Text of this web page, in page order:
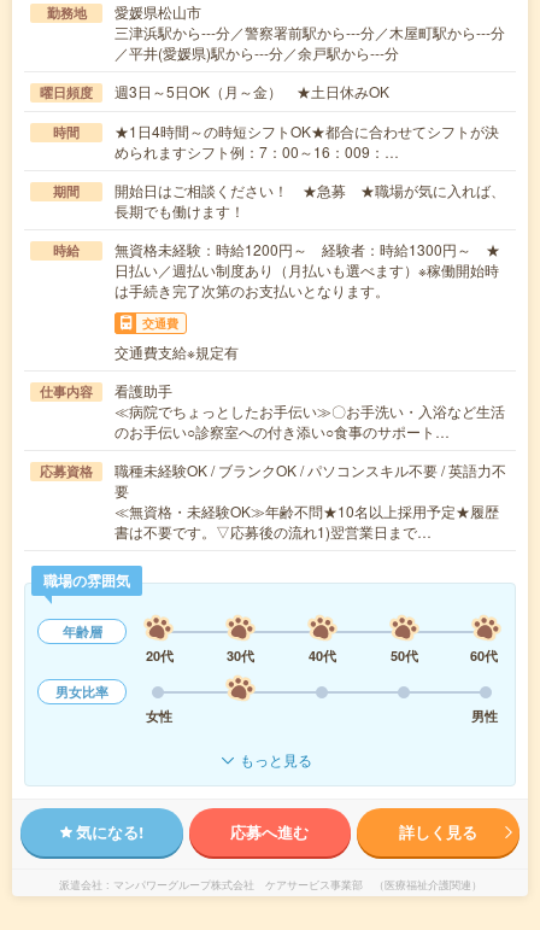
勤務地
愛媛県松山市
三津浜駅から---分／警察署前駅から---分／木屋町駅から---分
／平井(愛媛県)駅から---分／余戸駅から---分
曜日頻度 週3日～5日OK（月～金） ★土日休みOK
時間
★1日4時間～の時短シフトOK★都合に合わせてシフトが決
められますシフト例：7：00～16：009：…
期間
開始日はご相談ください！ ★急募 ★職場が気に入れば、
長期でも働けます！
時給
無資格未経験：時給1200円～ 経験者：時給1300円～ ★
日払い／週払い制度あり（月払いも選べます）※稼働開始時
は手続き完了次第のお支払いとなります。
交通費
交通費支給※規定有
仕事内容
看護助手
≪病院でちょっとしたお手伝い≫〇お手洗い・入浴など生活
のお手伝い○診察室への付き添い○食事のサポート…
応募資格
職種未経験OK / ブランクOK / パソコンスキル不要 / 英語力不
要
≪無資格・未経験OK≫年齢不問★10名以上採用予定★履歴
書は不要です。▽応募後の流れ1)翌営業日まで…
職場の雰囲気
年齢層
20代
30代 40代 50代
60代
男女比率
女性
男性
もっと見る
気になる! 応募へ進む 詳しく見る
派遣会社 マンパワーグループ株式会社 ケアサービス事業部 （医療福祉介護関連）